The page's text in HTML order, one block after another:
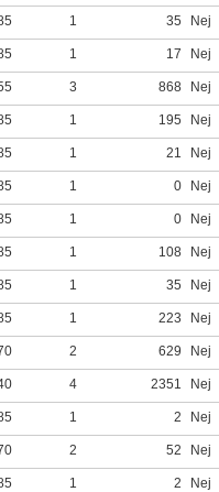
1 35
Nej
1 17
Nej
3 868
Nej
1 195
Nej
1 21
Nej
1 0
Nej
1 0
Nej
1 108
Nej
1 35
Nej
1 223
Nej
2 629
Nej
4 2351
Nej
1 2
Nej
2 52
Nej
1 2
Nej